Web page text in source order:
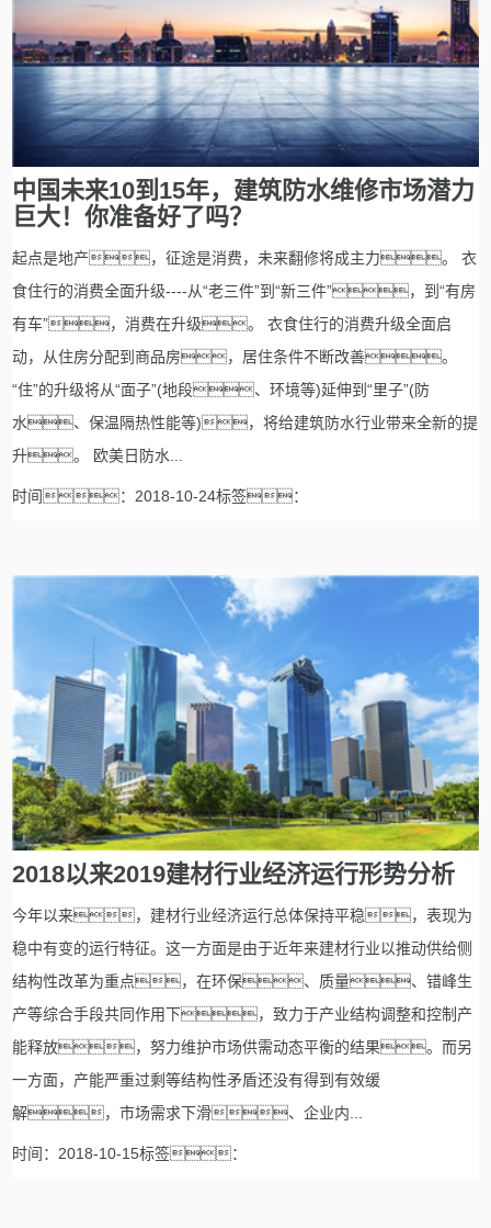
中国未来10到15年，建筑防水维修市场潜力
巨大！你准备好了吗？
起点是地产，征途是消费，未来翻修将成主力。 衣
食住行的消费全面升级----从“老三件”到“新三件”，到“有房
有车”，消费在升级。 衣食住行的消费升级全面启
动，从住房分配到商品房，居住条件不断改善。
“住”的升级将从“面子”(地段、环境等)延伸到“里子”(防
水、保温隔热性能等)，将给建筑防水行业带来全新的提
升。 欧美日防水...
时间：2018-10-24标签：
2018以来2019建材行业经济运行形势分析
今年以来，建材行业经济运行总体保持平稳，表现为
稳中有变的运行特征。这一方面是由于近年来建材行业以推动供给侧
结构性改革为重点，在环保、质量、错峰生
产等综合手段共同作用下，致力于产业结构调整和控制产
能释放，努力维护市场供需动态平衡的结果。而另
一方面，产能严重过剩等结构性矛盾还没有得到有效缓
解，市场需求下滑、企业内...
时间：2018-10-15标签：